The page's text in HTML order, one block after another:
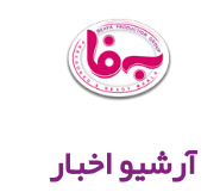
آرشیو اخبار